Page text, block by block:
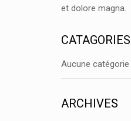
et dolore magna.
CATAGORIES
Aucune catégorie
ARCHIVES